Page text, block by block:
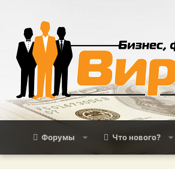
Форумы Что нового?